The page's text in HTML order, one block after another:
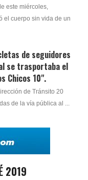
este miércoles,
el cuerpo sin vida de un
de seguidores
se trasportaba el
Chicos 10".
de Tránsito 20
de la vía pública al ...
2019